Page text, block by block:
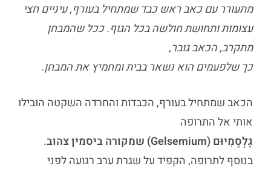
מתעורר עם כאב ראש כבד שמתחיל בעורף, עיניים חצי
עצומות ותחושת חולשה בכל הגוף. ככל שהמבחן
מתקרב, הכאב גובר,
כך שלפעמים הוא נשאר בבית ומחמיץ את המבחן.
הכאב שמתחיל בעורף, הכבדות והחרדה השקטה הובילו
אותי אל התרופה
גֶלְסֶמִיוּם (Gelsemium) שמקורה ביסמין צהוב
.
בנוסף לתרופה, הקפיד על שגרת ערב רגועה לפני